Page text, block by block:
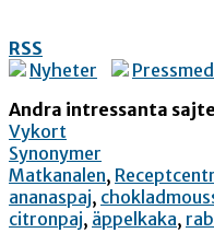
RSS
Nyheter
Andra intressanta
Vykort
Synonymer
Matkanalen,
ananaspaj,
citronpaj, äppelkaka,